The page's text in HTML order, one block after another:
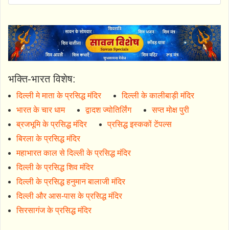
भक्ति-भारत विशेष:
दिल्ली मे माता के प्रसिद्ध मंदिर
दिल्ली के कालीबाड़ी मंदिर
भारत के चार धाम
द्वादश ज्योतिर्लिंग
सप्त मोक्ष पुरी
ब्रजभूमि के प्रसिद्ध मंदिर
प्रसिद्ध इस्ककों टेंपल्स
बिरला के प्रसिद्ध मंदिर
महाभारत काल से दिल्ली के प्रसिद्ध मंदिर
दिल्ली के प्रसिद्ध शिव मंदिर
दिल्ली के प्रसिद्ध हनुमान बालाजी मंदिर
दिल्ली और आस-पास के प्रसिद्ध मंदिर
सिरसागंज के प्रसिद्ध मंदिर